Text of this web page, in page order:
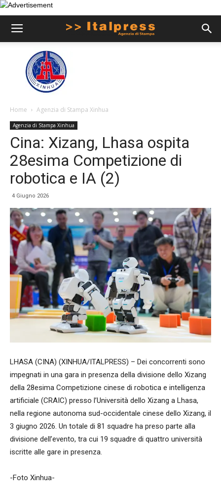
Home Agenzia di Stampa Xinhua
Agenzia di Stampa Xinhua
Cina: Xizang, Lhasa ospita
28esima Competizione di
robotica e IA (2)
4 Giugno 2026
LHASA (CINA) (XINHUA/ITALPRESS) – Dei concorrenti sono
impegnati in una gara in presenza della divisione dello Xizang
della 28esima Competizione cinese di robotica e intelligenza
artificiale (CRAIC) presso l’Università dello Xizang a Lhasa,
nella regione autonoma sud-occidentale cinese dello Xizang, il
3 giugno 2026. Un totale di 81 squadre ha preso parte alla
divisione dell’evento, tra cui 19 squadre di quattro università
iscritte alle gare in presenza.
-Foto Xinhua-